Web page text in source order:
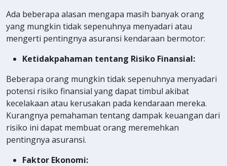
Ada beberapa alasan mengapa masih banyak orang
yang mungkin tidak sepenuhnya menyadari atau
mengerti pentingnya asuransi kendaraan bermotor:
Ketidakpahaman tentang Risiko Finansial:
Beberapa orang mungkin tidak sepenuhnya menyadari
potensi risiko finansial yang dapat timbul akibat
kecelakaan atau kerusakan pada kendaraan mereka.
Kurangnya pemahaman tentang dampak keuangan dari
risiko ini dapat membuat orang meremehkan
pentingnya asuransi.
Faktor Ekonomi: